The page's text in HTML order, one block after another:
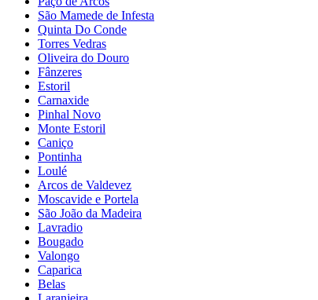
São Mamede de Infesta
Quinta Do Conde
Torres Vedras
Oliveira do Douro
Fânzeres
Estoril
Carnaxide
Pinhal Novo
Monte Estoril
Caniço
Pontinha
Loulé
Arcos de Valdevez
Moscavide e Portela
São João da Madeira
Lavradio
Bougado
Valongo
Caparica
Belas